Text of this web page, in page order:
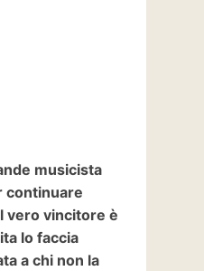
musicista
continuare
vero vincitore è
lo faccia
a chi non la